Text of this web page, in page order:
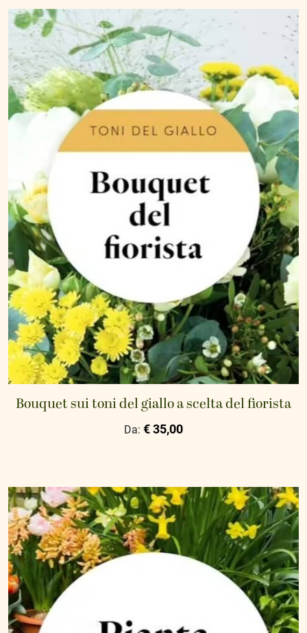
Bouquet sui toni del giallo a scelta del fiorista
Da: € 35,00